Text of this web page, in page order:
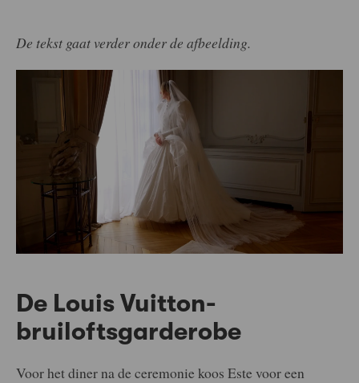
De tekst gaat verder onder de afbeelding.
De Louis Vuitton-
bruiloftsgarderobe
Voor het diner na de ceremonie koos Este voor een